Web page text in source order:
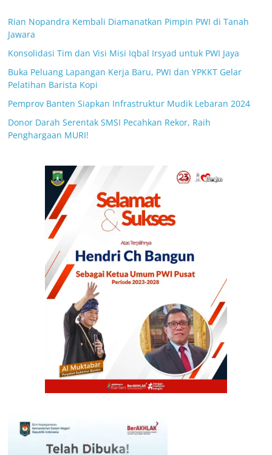
Rian Nopandra Kembali Diamanatkan Pimpin PWI di Tanah
Jawara
Konsolidasi Tim dan Visi Misi Iqbal Irsyad untuk PWI Jaya
Buka Peluang Lapangan Kerja Baru, PWI dan YPKKT Gelar
Pelatihan Barista Kopi
Pemprov Banten Siapkan Infrastruktur Mudik Lebaran 2024
Donor Darah Serentak SMSI Pecahkan Rekor, Raih
Penghargaan MURI!